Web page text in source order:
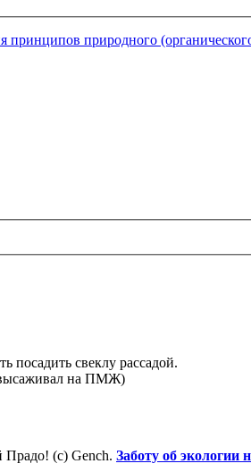
природного
посадить свеклу рассадой.
на ПМЖ)
(c) Gench. Заботу об экологии